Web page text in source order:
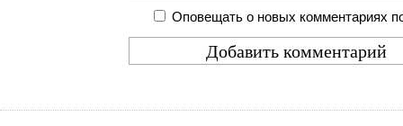
Оповещать о новых комментариях